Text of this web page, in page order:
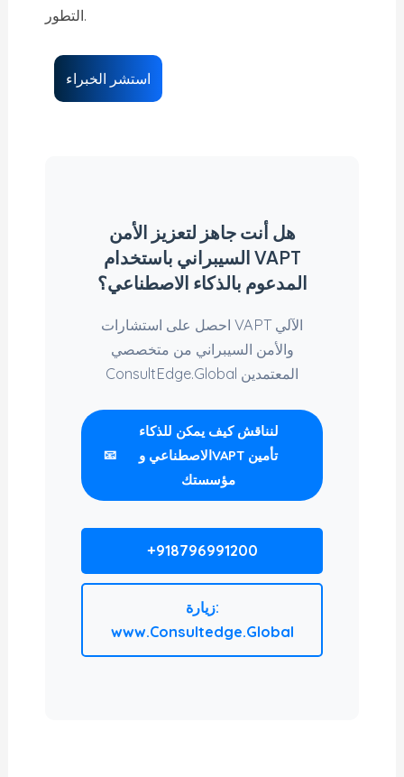
التطور.
استشر الخبراء
هل أنت جاهز لتعزيز الأمن
السيبراني باستخدام VAPT
المدعوم بالذكاء الاصطناعي؟
احصل على استشارات VAPT الآلي
والأمن السيبراني من متخصصي
ConsultEdge.Global المعتمدين
لنناقش كيف يمكن للذكاء
الاصطناعي وVAPT تأمين
مؤسستك
+918796991200
زيارة:
www.Consultedge.Global